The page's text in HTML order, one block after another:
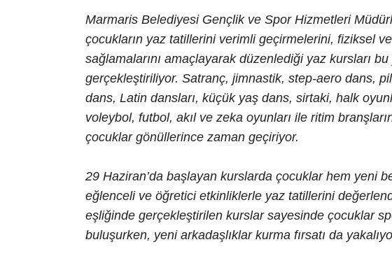
Marmaris Belediyesi Gençlik ve Spor Hizmetleri
çocukların yaz tatillerini verimli geçirmelerini, fiziksel
sağlamalarını amaçlayarak düzenlediği yaz kursları bu
gerçekleştiriliyor. Satranç, jimnastik, step-aero dans,
dans, Latin dansları, küçük yaş dans, sirtaki, halk
voleybol, futbol, akıl ve zeka oyunları ile ritim
çocuklar gönüllerince zaman geçiriyor.
29 Haziran’da başlayan kurslarda çocuklar hem yeni
eğlenceli ve öğretici etkinliklerle yaz tatillerini
eşliğinde gerçekleştirilen kurslar sayesinde çocuklar
buluşurken, yeni arkadaşlıklar kurma fırsatı da